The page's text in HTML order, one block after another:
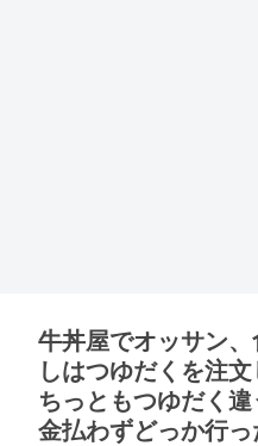
牛丼屋でオッサン
しはつゆだくを注文
ちっともつゆだく
金払わずどっか行